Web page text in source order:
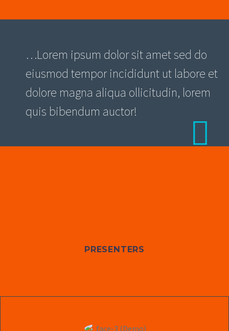
…Lorem ipsum dolor sit amet sed do
eiusmod tempor incididunt ut labore et
dolore magna aliqua ollicitudin, lorem
quis bibendum auctor!
PRESENTERS